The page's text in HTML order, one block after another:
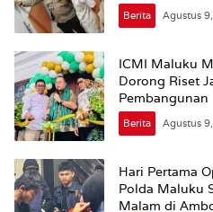
Berita Agustus
ICMI Maluku
Dorong Riset
Pembangunan
Berita Agustus
Hari Pertama
Polda Maluku
Malam di